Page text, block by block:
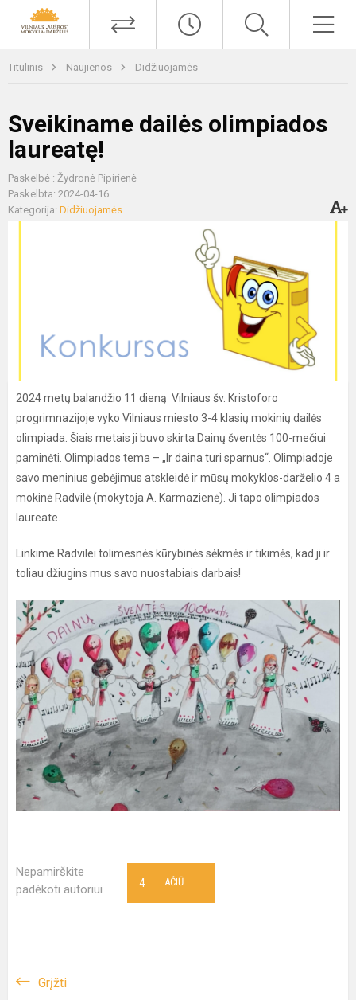
Titulinis Naujienos Didžiuojamės
Sveikiname dailės olimpiados
laureatę!
Paskelbė : Žydronė Pipirienė
Paskelbta: 2024-04-16
Kategorija: Didžiuojamės
2024 metų balandžio 11 dieną Vilniaus šv. Kristoforo
progrimnazijoje vyko Vilniaus miesto 3-4 klasių mokinių dailės
olimpiada. Šiais metais ji buvo skirta Dainų šventės 100-mečiui
paminėti. Olimpiados tema – „Ir daina turi sparnus“. Olimpiadoje
savo meninius gebėjimus atskleidė ir mūsų mokyklos-darželio 4 a
mokinė Radvilė (mokytoja A. Karmazienė). Ji tapo olimpiados
laureate.
Linkime Radvilei tolimesnės kūrybinės sėkmės ir tikimės, kad ji ir
toliau džiugins mus savo nuostabiais darbais!
Nepamirškite
padėkoti autoriui
AČIŪ
4
Grįžti